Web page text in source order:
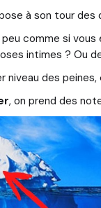
à son tour
peu comme si
intimes ? Ou
niveau des peines,
, on prend des